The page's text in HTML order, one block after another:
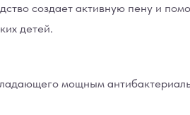
создает активную пену и
детей.
мощным